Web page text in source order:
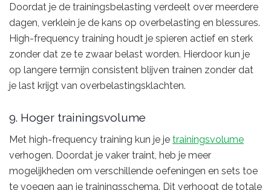
Doordat je de trainingsbelasting verdeelt over meerdere
dagen, verklein je de kans op overbelasting en blessures.
High-frequency training houdt je spieren actief en sterk
zonder dat ze te zwaar belast worden. Hierdoor kun je
op langere termijn consistent blijven trainen zonder dat
je last krijgt van overbelastingsklachten.
9. Hoger trainingsvolume
Met high-frequency training kun je je trainingsvolume
verhogen. Doordat je vaker traint, heb je meer
mogelijkheden om verschillende oefeningen en sets toe
te voegen aan je trainingsschema. Dit verhoogt de totale